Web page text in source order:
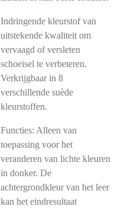
Indringende kleurstof van
uitstekende kwaliteit om
vervaagd of versleten
schoeisel te verbeteren.
Verkrijgbaar in 8
verschillende suède
kleurstoffen.
Functies: Alleen van
toepassing voor het
veranderen van lichte kleuren
in donker. De
achtergrondkleur van het leer
kan het eindresultaat